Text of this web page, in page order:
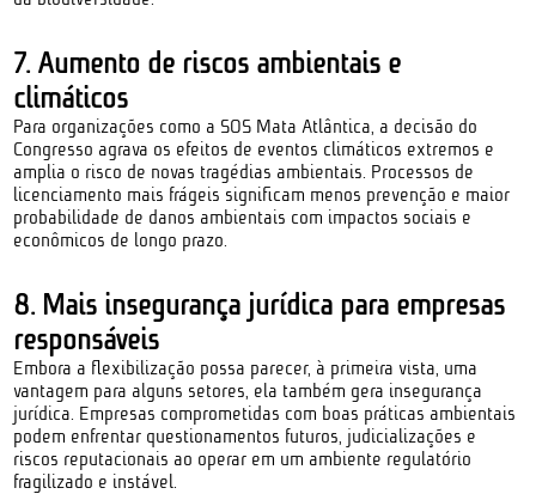
7. Aumento de riscos ambientais e
climáticos
Para organizações como a SOS Mata Atlântica, a decisão do
Congresso agrava os efeitos de eventos climáticos extremos e
amplia o risco de novas tragédias ambientais. Processos de
licenciamento mais frágeis significam menos prevenção e maior
probabilidade de danos ambientais com impactos sociais e
econômicos de longo prazo.
8. Mais insegurança jurídica para empresas
responsáveis
Embora a flexibilização possa parecer, à primeira vista, uma
vantagem para alguns setores, ela também gera insegurança
jurídica. Empresas comprometidas com boas práticas ambientais
podem enfrentar questionamentos futuros, judicializações e
riscos reputacionais ao operar em um ambiente regulatório
fragilizado e instável.